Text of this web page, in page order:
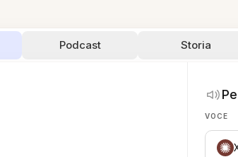
Podcast Storia
VOCE